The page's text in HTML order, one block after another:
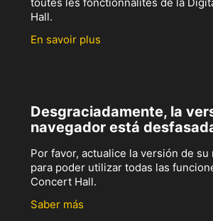
Hall.
En savoir plus
Desgraciadamente, la
navegador está
Por favor, actualice la versión de su
para poder utilizar todas las
Concert Hall.
Saber más